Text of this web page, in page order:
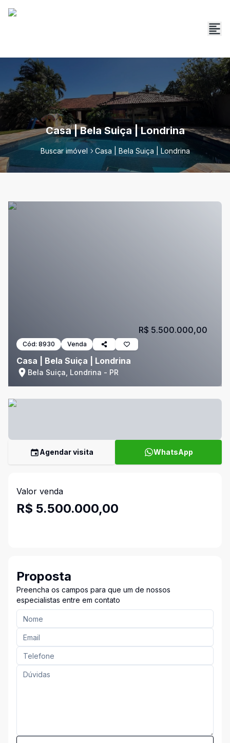
Casa | Bela Suiça | Londrina
Buscar imóvel Casa | Bela Suiça | Londrina
Cód: 8930 Venda
Casa | Bela Suiça | Londrina
Bela Suiça, Londrina - PR
R$ 5.500.000,00
Agendar visita WhatsApp
Valor venda
R$ 5.500.000,00
Proposta
Preencha os campos para que um de nossos
especialistas entre em contato